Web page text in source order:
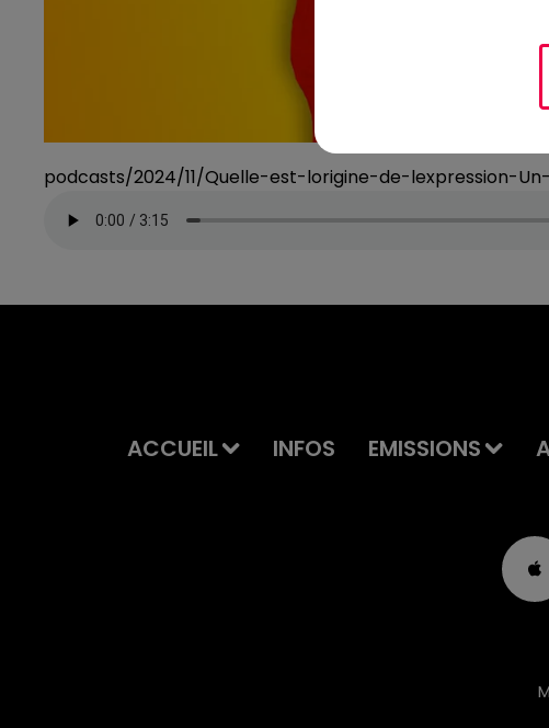
podcasts/2024/11/Quelle-est-lorigine-de-lexpression-
ACCUEIL INFOS EMISSIONS